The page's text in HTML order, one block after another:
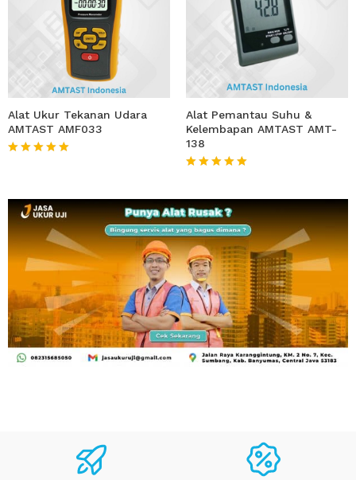
Alat Ukur Tekanan Udara
AMTAST AMF033
Alat Pemantau Suhu &
Kelembapan AMTAST AMT-
138